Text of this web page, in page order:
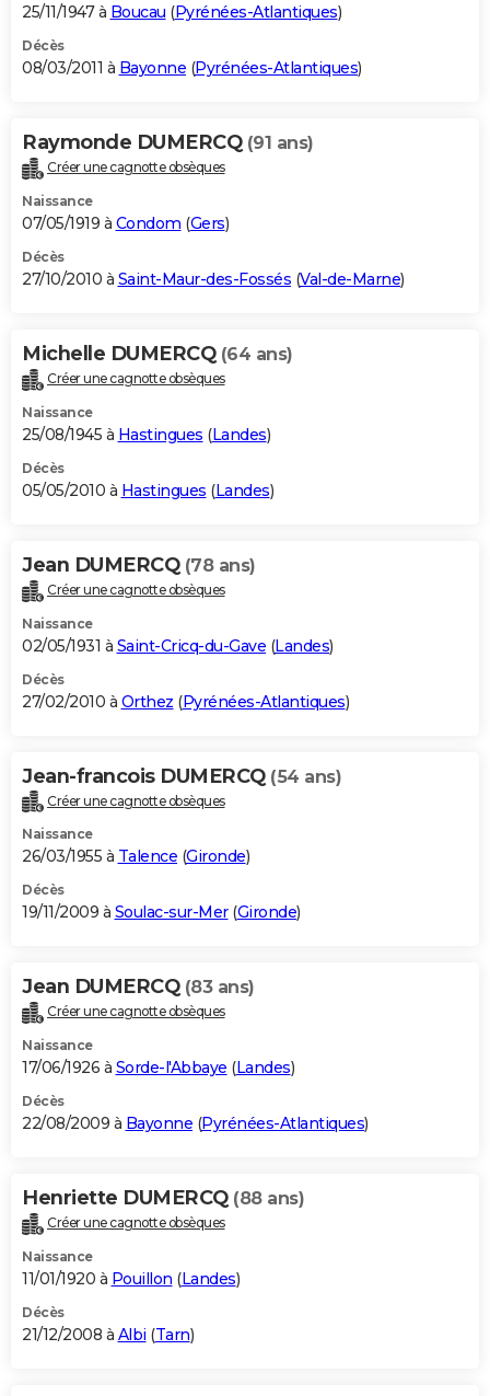
25/11/1947 à Boucau (Pyrénées-Atlantiques)
Décès
08/03/2011 à Bayonne (Pyrénées-Atlantiques)
Raymonde DUMERCQ (91 ans)
Créer une cagnotte obsèques
Naissance
07/05/1919 à Condom (Gers)
Décès
27/10/2010 à Saint-Maur-des-Fossés (Val-de-Marne)
Michelle DUMERCQ (64 ans)
Créer une cagnotte obsèques
Naissance
25/08/1945 à Hastingues (Landes)
Décès
05/05/2010 à Hastingues (Landes)
Jean DUMERCQ (78 ans)
Créer une cagnotte obsèques
Naissance
02/05/1931 à Saint-Cricq-du-Gave (Landes)
Décès
27/02/2010 à Orthez (Pyrénées-Atlantiques)
Jean-francois DUMERCQ (54 ans)
Créer une cagnotte obsèques
Naissance
26/03/1955 à Talence (Gironde)
Décès
19/11/2009 à Soulac-sur-Mer(Gironde)
Jean DUMERCQ (83 ans)
Créer une cagnotte obsèques
Naissance
17/06/1926 à Sorde-l'Abbaye (Landes)
Décès
22/08/2009 à Bayonne (Pyrénées-Atlantiques)
Henriette DUMERCQ (88 ans)
Créer une cagnotte obsèques
Naissance
11/01/1920 à Pouillon (Landes)
Décès
21/12/2008 à Albi (Tarn)